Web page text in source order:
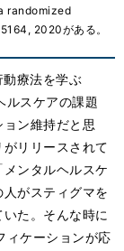
randomized
2020がある。
療法を学ぶ
ルスケアの課題
ン維持だと思
リリースされて
ンタルヘルスケ
がスティグマを
た。そんな時に
ィケーションが応